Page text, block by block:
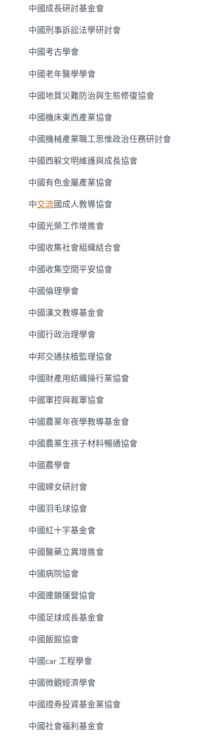
中國成長研討基金會
中國刑事訴訟法學研討會
中國考古學會
中國老年醫學學會
中國地質災難防治與生態修復協會
中國機床東西產業協會
中國機械產業職工思惟政治任務研討會
中國西躲文明維護與成長協會
中國有色金屬產業協會
中交流國成人教導協會
中國光榮工作增進會
中國收集社會組織結合會
中國收集空間平安協會
中國倫理學會
中國漢文教導基金會
中國行政治理學會
中邦交通扶植監理協會
中國財產用紡織操行業協會
中國軍控與裁軍協會
中國農業年夜學教導基金會
中國農業生孩子材料暢通協會
中國農學會
中國婦女研討會
中國羽毛球協會
中國紅十字基金會
中國醫藥立異增進會
中國病院協會
中國連鎖運營協會
中國足球成長基金會
中國飯館協會
中國car 工程學會
中國微觀經濟學會
中國證券投資基金業協會
中國社會福利基金會